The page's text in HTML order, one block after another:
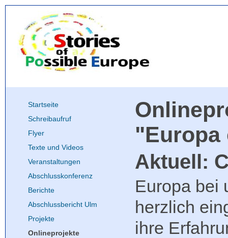
Startseite
Schreibaufruf
Flyer
Texte und Videos
Veranstaltungen
Abschlusskonferenz
Berichte
Abschlussbericht Ulm
Projekte
Onlineprojekte
"Europa
Aktuell:
Europa bei
herzlich
ihre